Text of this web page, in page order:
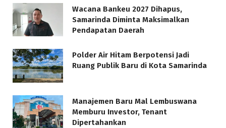
Wacana Bankeu 2027 Dihapus,
Samarinda Diminta Maksimalkan
Pendapatan Daerah
Polder Air Hitam Berpotensi Jadi
Ruang Publik Baru di Kota Samarinda
Manajemen Baru Mal Lembuswana
Memburu Investor, Tenant
Dipertahankan